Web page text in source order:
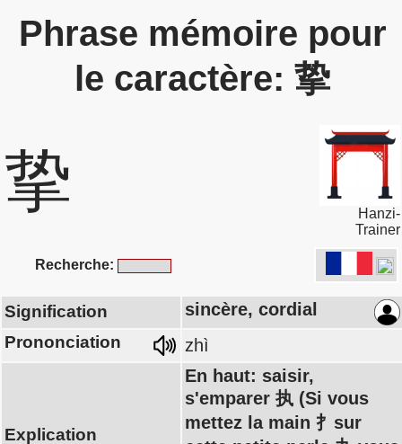
Phrase mémoire pour
le caractère: 挚
挚
Hanzi-
Trainer
Recherche:
Signification sincère, cordial
Prononciation zhì
Explication
En haut: saisir,
s'emparer 执 (Si vous
mettez la main 扌sur